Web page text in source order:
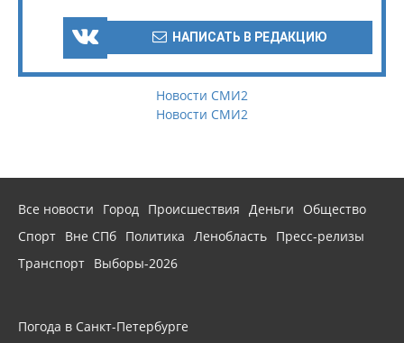
НАПИСАТЬ В РЕДАКЦИЮ
Новости СМИ2
Новости СМИ2
Все новости Город Происшествия Деньги
Общество
Спорт Вне СПб Политика Ленобласть Пресс-релизы
Транспорт Выборы-2026
Погода в Санкт-Петербурге